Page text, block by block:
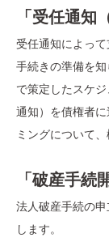
「受任通知
受任通知によっ
手続きの準備を
で策定したスケ
通知）を債権者
ミングについて、
「破産手続
法人破産手続の
します。